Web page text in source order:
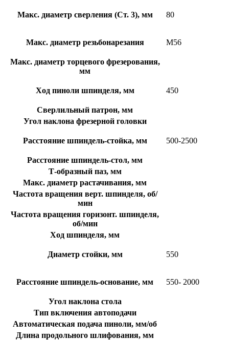
Макс. диаметр сверления (Ст. 3), мм 80
Макс. диаметр резьбонарезания М56
Макс. диаметр торцевого фрезерования,
мм
Ход пиноли шпинделя, мм 450
Сверлильный патрон, мм
Угол наклона фрезерной головки
Расстояние шпиндель-стойка, мм 500-2500
Расстояние шпиндель-стол, мм
Т-образный паз, мм
Макс. диаметр растачивания, мм
Частота вращения верт. шпинделя, об/
мин
Частота вращения горизонт. шпинделя,
об/мин
Ход шпинделя, мм
Диаметр стойки, мм 550
Расстояние шпиндель-основание, мм 550- 2000
Угол наклона стола
Тип включения автоподачи
Автоматическая подача пиноли, мм/об
Длина продольного шлифования, мм